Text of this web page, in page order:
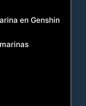
en Genshin